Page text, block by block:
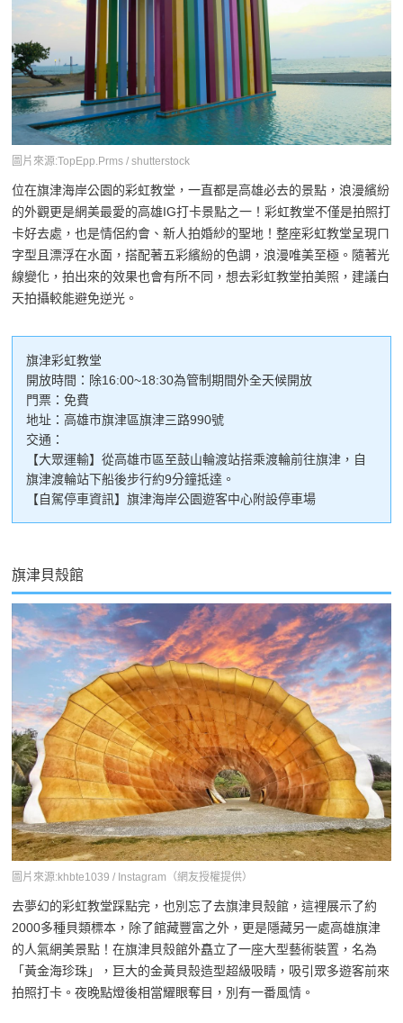
圖片來源:TopEpp.Prms / shutterstock
位在旗津海岸公園的彩虹教堂，一直都是高雄必去的景點，浪漫繽紛
的外觀更是網美最愛的高雄IG打卡景點之一！彩虹教堂不僅是拍照打
卡好去處，也是情侶約會、新人拍婚紗的聖地！整座彩虹教堂呈現ㄇ
字型且漂浮在水面，搭配著五彩繽紛的色調，浪漫唯美至極。隨著光
線變化，拍出來的效果也會有所不同，想去彩虹教堂拍美照，建議白
天拍攝較能避免逆光。
旗津彩虹教堂
開放時間：除16:00~18:30為管制期間外全天候開放
門票：免費
地址：高雄市旗津區旗津三路990號
交通：
【大眾運輸】從高雄市區至鼓山輪渡站搭乘渡輪前往旗津，自
旗津渡輪站下船後步行約9分鐘抵達。
【自駕停車資訊】旗津海岸公園遊客中心附設停車場
旗津貝殼館
圖片來源:khbte1039 / Instagram（網友授權提供）
去夢幻的彩虹教堂踩點完，也別忘了去旗津貝殼館，這裡展示了約
2000多種貝類標本，除了館藏豐富之外，更是隱藏另一處高雄旗津
的人氣網美景點！在旗津貝殼館外矗立了一座大型藝術裝置，名為
「黃金海珍珠」，巨大的金黃貝殼造型超級吸睛，吸引眾多遊客前來
拍照打卡。夜晚點燈後相當耀眼奪目，別有一番風情。